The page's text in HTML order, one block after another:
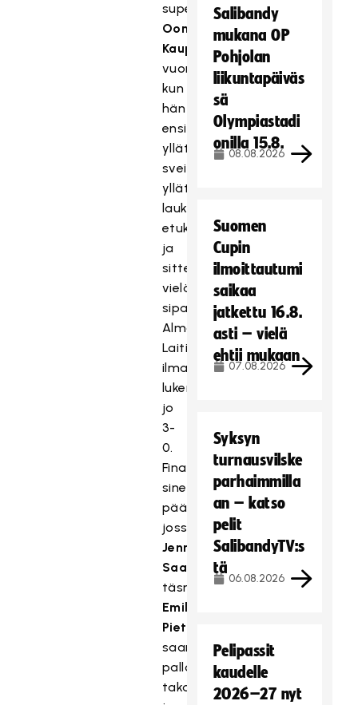
superkaksosista
Oona
Kaupin
vuoro,
kun
hän
ensin
yllätti
sveitsiläisvahdin
yllättävällä
laukauksella
etukulmasta
ja
sitten
vielä
sipaisi
Alma
Laitilan
ilmasyötöstä
lukemiksi
jo
3-
0.
Finaalipaikka
sinetöityi
päätöserässä,
jossa
Jenna
Saario
täsmäsi
Emilia
Pietilältä
saamansa
pallon
takayläkulmaan
Salibandy
mukana OP
Pohjolan
liikuntapäiväs
sä
Olympiastadi
onilla 15.8.
08.08.2026
Suomen
Cupin
ilmoittautumi
saikaa
jatkettu 16.8.
asti – vielä
ehtii mukaan
07.08.2026
Syksyn
turnausvilske
parhaimmilla
an – katso
pelit
SalibandyTV:s
tä
06.08.2026
Pelipassit
kaudelle
2026–27 nyt